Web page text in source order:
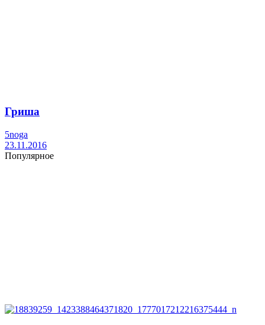
Гриша
5noga
23.11.2016
Популярное